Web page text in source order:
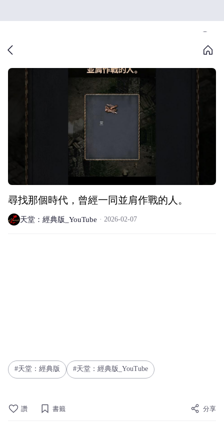
尋找那個時代，曾經一同並肩作戰的人。
天堂：經典版_YouTube 2026-02-07
天堂：經典版 天堂：經典版_YouTube
讚 書籤 分享